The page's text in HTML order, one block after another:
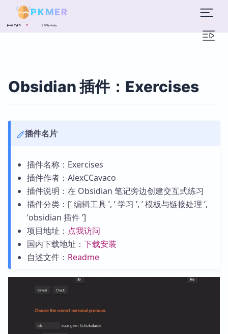
PKMER
目录 概述
Obsidian 插件：Exercises
插件名片
插件名称：Exercises
插件作者：AlexCCavaco
插件说明：在 Obsidian 笔记旁边创建交互式练习
插件分类：[’ 编辑工具 ’, ’ 学习 ’, ’ 模板与链接处理 ’,
‘obsidian 插件 ‘]
项目地址： 点我访问
国内下载地址： 下载安装
自述文件： Readme